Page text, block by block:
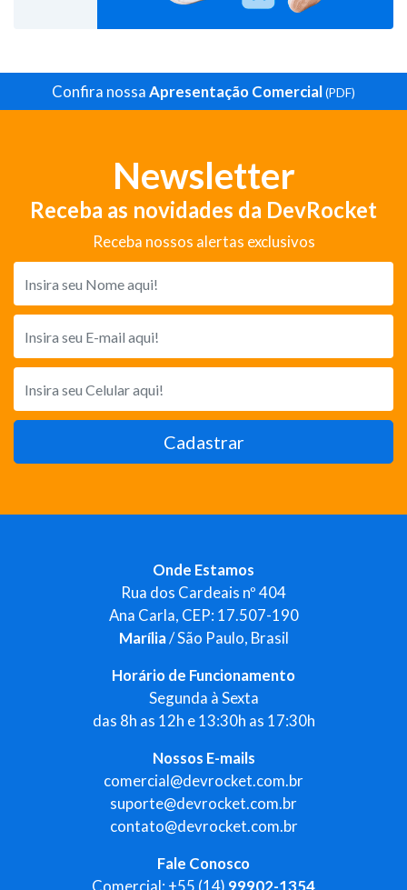
Confira nossaApresentação Comercial(PDF)
Newsletter
Receba as novidades da DevRocket
Receba nossos alertas exclusivos
Cadastrar
Onde Estamos
Rua dos Cardeais nº 404
Ana Carla, CEP: 17.507-190
Marília/ São Paulo, Brasil
Horário de Funcionamento
Segunda à Sexta
das 8h as 12h e 13:30h as 17:30h
Nossos E-mails
comercial@devrocket.com.br
suporte@devrocket.com.br
contato@devrocket.com.br
Fale Conosco